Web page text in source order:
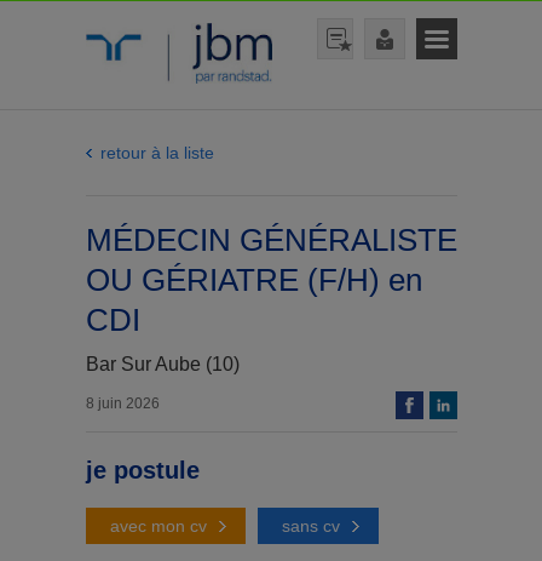
retour à la liste
MÉDECIN GÉNÉRALISTE
OU GÉRIATRE (F/H) en
CDI
Bar Sur Aube (10)
8 juin 2026
je postule
avec mon cv sans cv